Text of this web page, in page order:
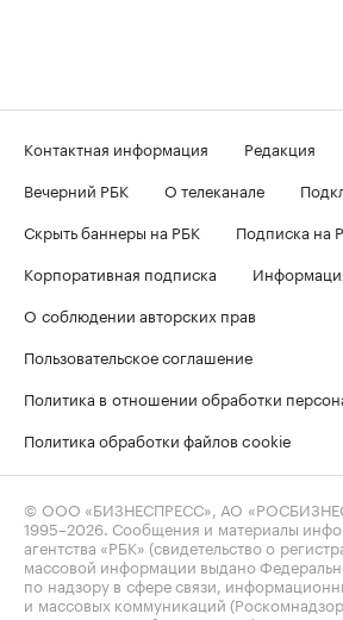
Контактная информация Редакция
Вечерний РБК
О телеканале
Скрыть баннеры на РБК
Подписка на
Корпоративная подписка
О соблюдении авторских прав
Пользовательское соглашение
Политика в отношении обработки
Политика обработки файлов cookie
© ООО «БИЗНЕСПРЕСС», АО
1995–2026 . Сообщения и материалы
агентства «РБК» (свидетельство о
массовой информации выдано
по надзору в сфере связи,
и массовых коммуникаций